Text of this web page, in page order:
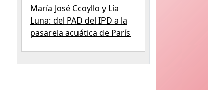
María José Ccoyllo y Lía
Luna: del PAD del IPD a la
pasarela acuática de París